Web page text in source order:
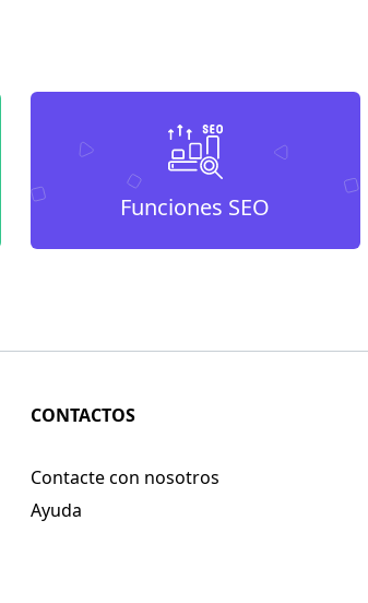
Funciones SEO
CONTACTOS
Contacte con nosotros
Ayuda